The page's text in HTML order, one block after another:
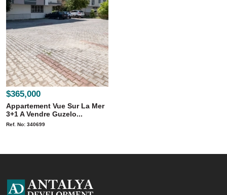
$365,000
Appartement Vue Sur La Mer
3+1 A Vendre Guzelo...
Ref. No: 340699